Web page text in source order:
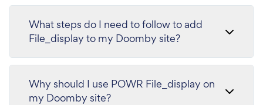
What steps do I need to follow to add
File_display to my Doomby site?
Why should I use POWR File_display on
my Doomby site?